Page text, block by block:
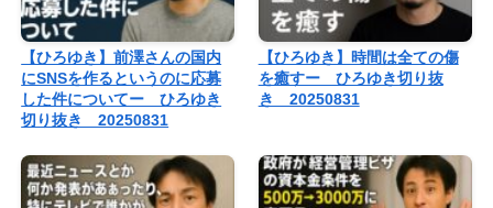
【ひろゆき】前澤さんの国内
にSNSを作るというのに応募
した件についてー ひろゆき
切り抜き 20250831
【ひろゆき】時間は全ての傷
を癒すー ひろゆき切り抜
き 20250831